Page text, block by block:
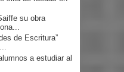
su obra
de Escritura”
a estudiar al